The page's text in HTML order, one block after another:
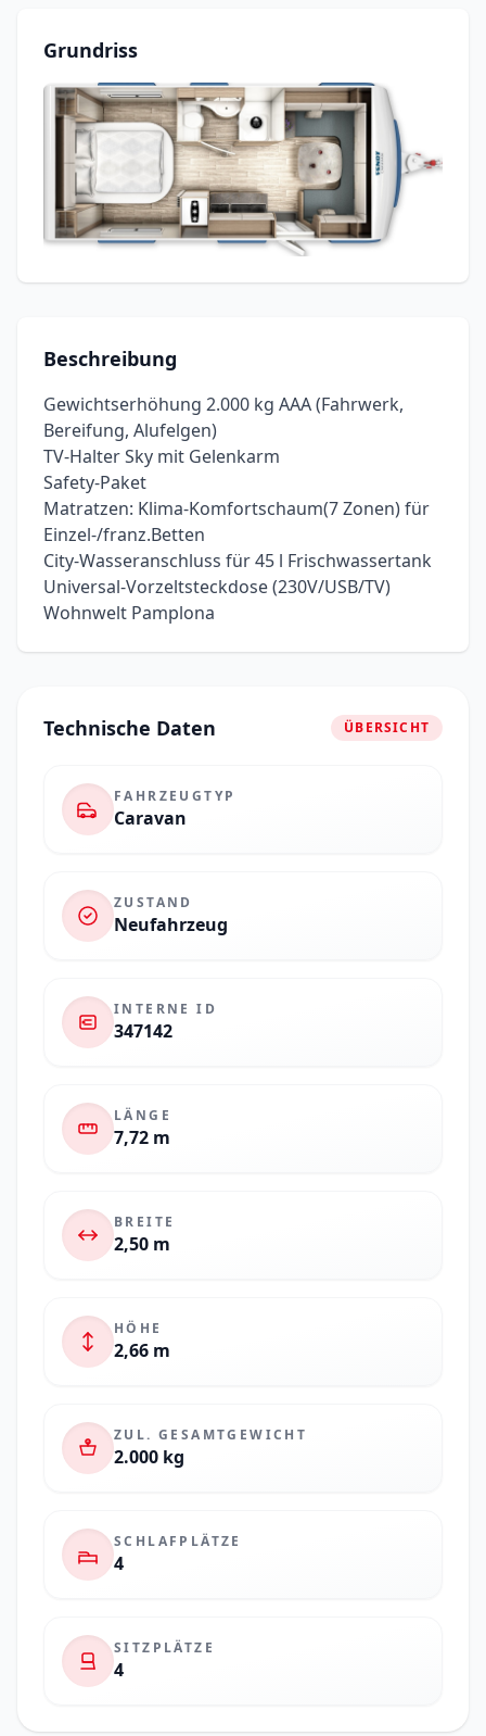
Grundriss
Beschreibung
Gewichtserhöhung 2.000 kg AAA (Fahrwerk,
Bereifung, Alufelgen)
TV-Halter Sky mit Gelenkarm
Safety-Paket
Matratzen: Klima-Komfortschaum(7 Zonen) für
Einzel-/franz.Betten
City-Wasseranschluss für 45 l Frischwassertank
Universal-Vorzeltsteckdose (230V/USB/TV)
Wohnwelt Pamplona
Technische Daten ÜBERSICHT
FAHRZEUGTYP
Caravan
ZUSTAND
Neufahrzeug
INTERNE ID
347142
LÄNGE
7,72 m
BREITE
2,50 m
HÖHE
2,66 m
ZUL. GESAMTGEWICHT
2.000 kg
SCHLAFPLÄTZE
4
SITZPLÄTZE
4